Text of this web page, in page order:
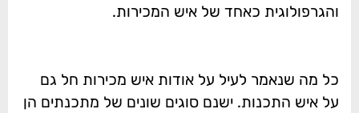
והגרפולוגית כאחד של איש המכירות.
כל מה שנאמר לעיל על אודות איש מכירות חל גם
על איש התכנות. ישנם סוגים שונים של מתכנתים הן